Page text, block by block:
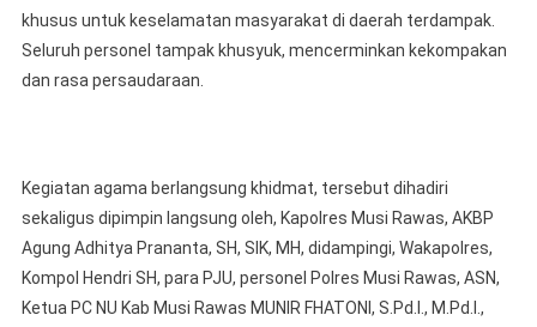
Korban
Bencana
Dan
Sumbar
khusus untuk keselamatan masyarakat di daerah terdampak.
Seluruh personel tampak khusyuk, mencerminkan kekompakan
dan rasa persaudaraan.
Kegiatan agama berlangsung khidmat, tersebut dihadiri
sekaligus dipimpin langsung oleh, Kapolres Musi Rawas, AKBP
Agung Adhitya Prananta, SH, SIK, MH, didampingi, Wakapolres,
Kompol Hendri SH, para PJU, personel Polres Musi Rawas, ASN,
Ketua PC NU Kab Musi Rawas MUNIR FHATONI, S.Pd.I., M.Pd.I.,